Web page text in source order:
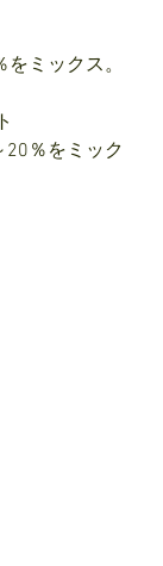
ミックス。
％をミック